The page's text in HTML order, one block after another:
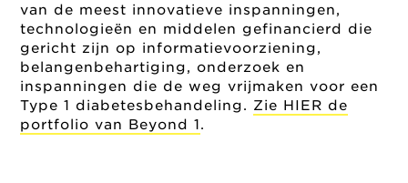
van de meest innovatieve inspanningen,
technologieën en middelen gefinancierd die
gericht zijn op informatievoorziening,
belangenbehartiging, onderzoek en
inspanningen die de weg vrijmaken voor een
Type 1 diabetesbehandeling. Zie HIER de
portfolio van Beyond 1.